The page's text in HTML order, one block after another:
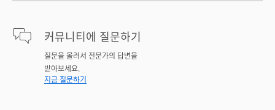
커뮤니티에 질문하기
질문을 올려서 전문가의 답변을
받아보세요.
지금 질문하기